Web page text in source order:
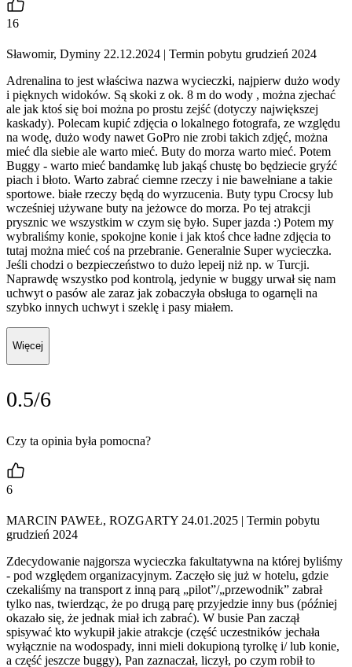
16
Sławomir, Dyminy 22.12.2024 | Termin pobytu grudzień 2024
Adrenalina to jest właściwa nazwa wycieczki, najpierw dużo wody
i pięknych widoków. Są skoki z ok. 8 m do wody , można zjechać
ale jak ktoś się boi można po prostu zejść (dotyczy największej
kaskady). Polecam kupić zdjęcia o lokalnego fotografa, ze względu
na wodę, dużo wody nawet GoPro nie zrobi takich zdjęć, można
mieć dla siebie ale warto mieć. Buty do morza warto mieć. Potem
Buggy - warto mieć bandamkę lub jakąś chustę bo będziecie gryźć
piach i błoto. Warto zabrać ciemne rzeczy i nie bawełniane a takie
sportowe. białe rzeczy będą do wyrzucenia. Buty typu Crocsy lub
wcześniej używane buty na jeżowce do morza. Po tej atrakcji
prysznic we wszystkim w czym się było. Super jazda :) Potem my
wybraliśmy konie, spokojne konie i jak ktoś chce ładne zdjęcia to
tutaj można mieć coś na przebranie. Generalnie Super wycieczka.
Jeśli chodzi o bezpieczeństwo to dużo lepeij niż np. w Turcji.
Naprawdę wszystko pod kontrolą, jedynie w buggy urwał się nam
uchwyt o pasów ale zaraz jak zobaczyła obsługa to ogarnęli na
szybko innych uchwyt i szeklę i pasy miałem.
Więcej
0.5/6
Czy ta opinia była pomocna?
6
MARCIN PAWEŁ, ROZGARTY 24.01.2025 | Termin pobytu
grudzień 2024
Zdecydowanie najgorsza wycieczka fakultatywna na której byliśmy
- pod względem organizacyjnym. Zaczęło się już w hotelu, gdzie
czekaliśmy na transport z inną parą „pilot”/„przewodnik” zabrał
tylko nas, twierdząc, że po drugą parę przyjedzie inny bus (później
okazało się, że jednak miał ich zabrać). W busie Pan zaczął
spisywać kto wykupił jakie atrakcje (część uczestników jechała
wyłącznie na wodospady, inni mieli dokupioną tyrolkę i/ lub konie,
a część jeszcze buggy), Pan zaznaczał, liczył, po czym robił to